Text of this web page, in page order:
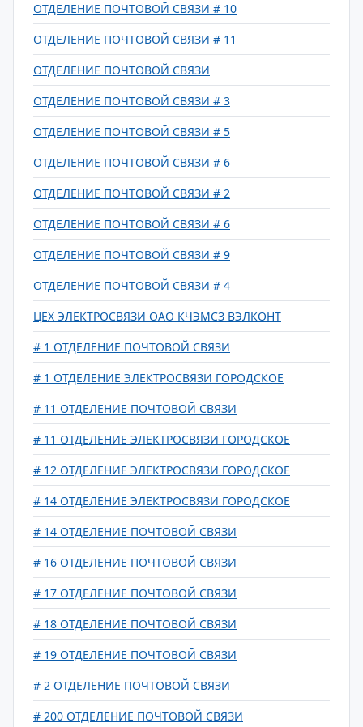
ОТДЕЛЕНИЕ ПОЧТОВОЙ СВЯЗИ # 10
ОТДЕЛЕНИЕ ПОЧТОВОЙ СВЯЗИ # 11
ОТДЕЛЕНИЕ ПОЧТОВОЙ СВЯЗИ
ОТДЕЛЕНИЕ ПОЧТОВОЙ СВЯЗИ # 3
ОТДЕЛЕНИЕ ПОЧТОВОЙ СВЯЗИ # 5
ОТДЕЛЕНИЕ ПОЧТОВОЙ СВЯЗИ # 6
ОТДЕЛЕНИЕ ПОЧТОВОЙ СВЯЗИ # 2
ОТДЕЛЕНИЕ ПОЧТОВОЙ СВЯЗИ # 6
ОТДЕЛЕНИЕ ПОЧТОВОЙ СВЯЗИ # 9
ОТДЕЛЕНИЕ ПОЧТОВОЙ СВЯЗИ # 4
ЦЕХ ЭЛЕКТРОСВЯЗИ ОАО КЧЭМСЗ ВЭЛКОНТ
# 1 ОТДЕЛЕНИЕ ПОЧТОВОЙ СВЯЗИ
# 1 ОТДЕЛЕНИЕ ЭЛЕКТРОСВЯЗИ ГОРОДСКОЕ
# 11 ОТДЕЛЕНИЕ ПОЧТОВОЙ СВЯЗИ
# 11 ОТДЕЛЕНИЕ ЭЛЕКТРОСВЯЗИ ГОРОДСКОЕ
# 12 ОТДЕЛЕНИЕ ЭЛЕКТРОСВЯЗИ ГОРОДСКОЕ
# 14 ОТДЕЛЕНИЕ ЭЛЕКТРОСВЯЗИ ГОРОДСКОЕ
# 14 ОТДЕЛЕНИЕ ПОЧТОВОЙ СВЯЗИ
# 16 ОТДЕЛЕНИЕ ПОЧТОВОЙ СВЯЗИ
# 17 ОТДЕЛЕНИЕ ПОЧТОВОЙ СВЯЗИ
# 18 ОТДЕЛЕНИЕ ПОЧТОВОЙ СВЯЗИ
# 19 ОТДЕЛЕНИЕ ПОЧТОВОЙ СВЯЗИ
# 2 ОТДЕЛЕНИЕ ПОЧТОВОЙ СВЯЗИ
# 200 ОТДЕЛЕНИЕ ПОЧТОВОЙ СВЯЗИ